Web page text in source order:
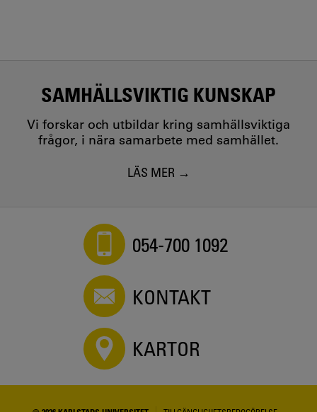
SAMHÄLLSVIKTIG KUNSKAP
Vi forskar och utbildar kring samhällsviktiga
frågor, i nära samarbete med samhället.
LÄS MER
054-700 1092
KONTAKT
KARTOR